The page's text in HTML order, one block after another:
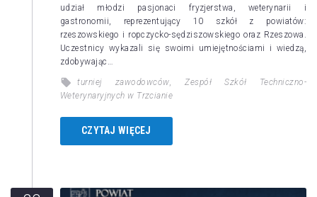
udział młodzi pasjonaci fryzjerstwa, weterynarii i
gastronomii, reprezentujący 10 szkół z powiatów:
rzeszowskiego i ropczycko-sędziszowskiego oraz Rzeszowa.
Uczestnicy wykazali się swoimi umiejętnościami i wiedzą,
zdobywając…
turniej zawodowców ,Zespół Szkół Techniczno-
Weterynaryjnych w Trzcianie
CZYTAJ WIĘCEJ